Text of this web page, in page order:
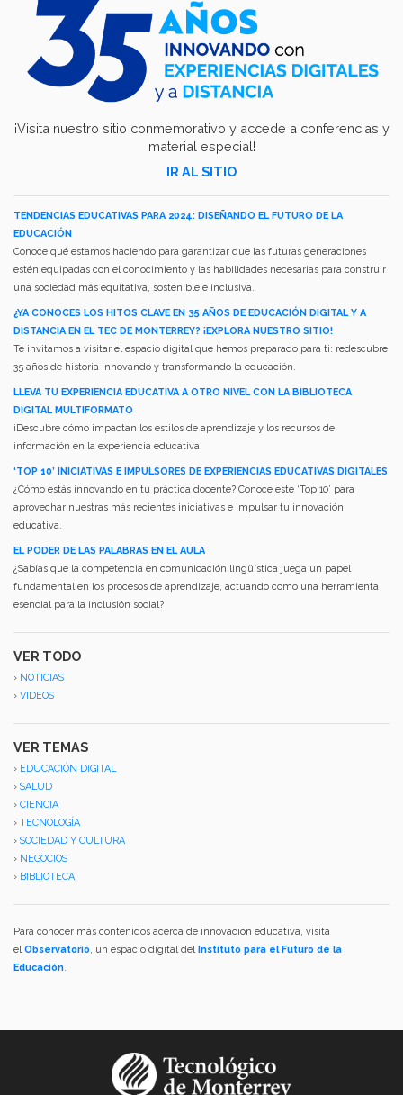
¡Visita nuestro sitio conmemorativo y accede a conferencias y
material especial!
IR AL SITIO
TENDENCIAS EDUCATIVAS PARA 2024: DISEÑANDO EL FUTURO DE LA
EDUCACIÓN
Conoce qué estamos haciendo para garantizar que las futuras generaciones
estén equipadas con el conocimiento y las habilidades necesarias para construir
una sociedad más equitativa, sostenible e inclusiva.
¿YA CONOCES LOS HITOS CLAVE EN 35 AÑOS DE EDUCACIÓN DIGITAL Y A
DISTANCIA EN EL TEC DE MONTERREY? ¡EXPLORA NUESTRO SITIO!
Te invitamos a visitar el espacio digital que hemos preparado para ti: redescubre
35 años de historia innovando y transformando la educación.
LLEVA TU EXPERIENCIA EDUCATIVA A OTRO NIVEL CON LA BIBLIOTECA
DIGITAL MULTIFORMATO
¡Descubre cómo impactan los estilos de aprendizaje y los recursos de
información en la experiencia educativa!
‘TOP 10’ INICIATIVAS E IMPULSORES DE EXPERIENCIAS EDUCATIVAS DIGITALES
¿Cómo estás innovando en tu práctica docente? Conoce este ‘Top 10’ para
aprovechar nuestras más recientes iniciativas e impulsar tu innovación
educativa.
EL PODER DE LAS PALABRAS EN EL AULA
¿Sabías que la competencia en comunicación lingüística juega un papel
fundamental en los procesos de aprendizaje, actuando como una herramienta
esencial para la inclusión social?
VER TODO
› NOTICIAS
› VIDEOS
VER TEMAS
› EDUCACIÓN DIGITAL
› SALUD
› CIENCIA
› TECNOLOGÍA
› SOCIEDAD Y CULTURA
› NEGOCIOS
› BIBLIOTECA
Para conocer más contenidos acerca de innovación educativa, visita
elObservatorio, un espacio digital del Instituto para el Futuro de la
Educación.